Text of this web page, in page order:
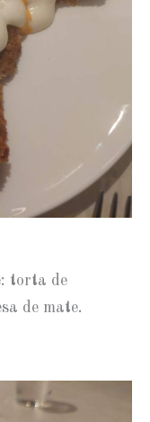
torta de
de mate.